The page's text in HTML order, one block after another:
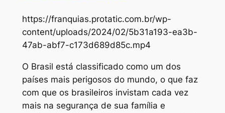
https://franquias.protatic.com.br/wp-
content/uploads/2024/02/5b31a193-ea3b-
47ab-abf7-c173d689d85c.mp4
O Brasil está classificado como um dos
países mais perigosos do mundo, o que faz
com que os brasileiros invistam cada vez
mais na segurança de sua família e